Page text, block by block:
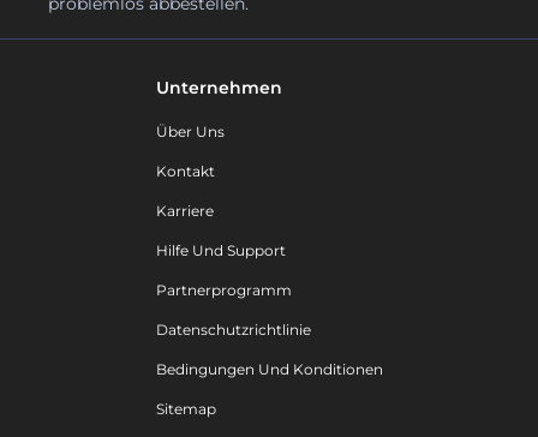
Unternehmen
Über Uns
Kontakt
Karriere
Hilfe Und Support
Partnerprogramm
Datenschutzrichtlinie
Bedingungen Und Konditionen
Sitemap